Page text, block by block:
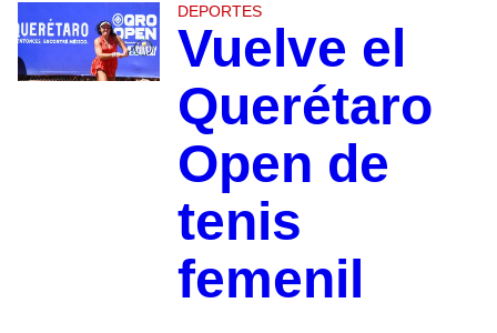
DEPORTES
Vuelve el
Querétaro
Open de
tenis
femenil